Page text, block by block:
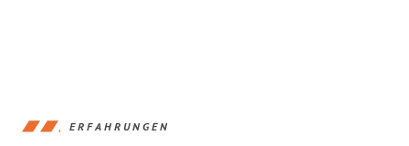
ERFAHRUNGEN